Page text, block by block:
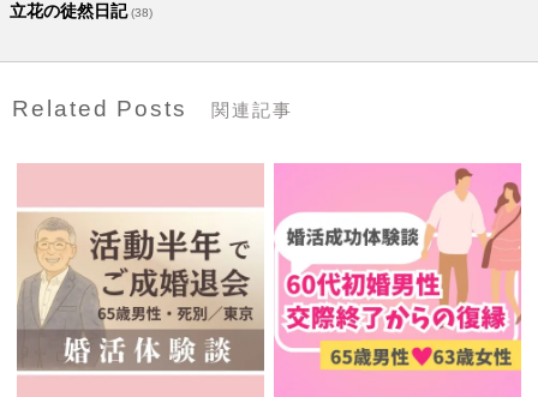
立花の徒然日記(38)
Related Posts 関連記事